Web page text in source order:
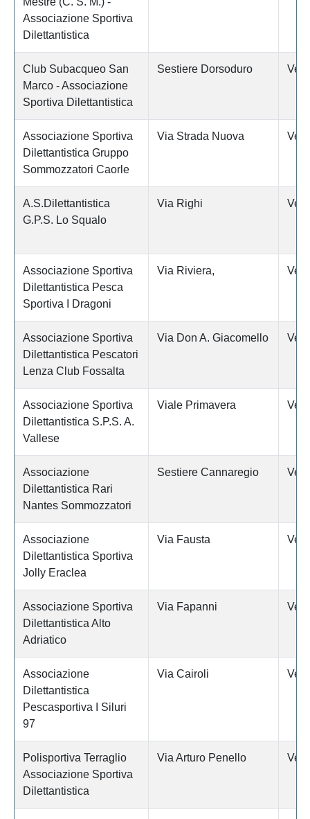
Associazione Sportiva
Dilettantistica
Club Subacqueo San
Marco - Associazione
Sportiva Dilettantistica
Sestiere Dorsoduro
Associazione Sportiva
Dilettantistica Gruppo
Sommozzatori Caorle
Via Strada Nuova
A.S.Dilettantistica
G.P.S. Lo Squalo
Via Righi
Associazione Sportiva
Dilettantistica Pesca
Sportiva I Dragoni
Via Riviera,
Associazione Sportiva
Dilettantistica Pescatori
Lenza Club Fossalta
Via Don A. Giacomello
Associazione Sportiva
Dilettantistica S.P.S. A.
Vallese
Viale Primavera
Associazione
Dilettantistica Rari
Nantes Sommozzatori
Sestiere Cannaregio
Associazione
Dilettantistica Sportiva
Jolly Eraclea
Via Fausta
Associazione Sportiva
Dilettantistica Alto
Adriatico
Via Fapanni
Associazione
Dilettantistica
Pescasportiva I Siluri
97
Via Cairoli
Polisportiva Terraglio
Associazione Sportiva
Dilettantistica
Via Arturo Penello